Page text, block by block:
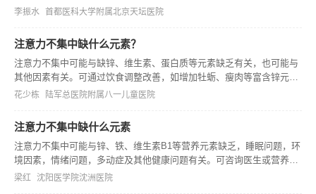
因。患者精神易兴奋，也易疲劳，做事难以持久，从而出现注意力不集
李振水 首都医科大学附属北京天坛医院
注意力不集中缺什么元素？
注意力不集中可能与缺锌、维生素、蛋白质等元素缺乏有关，也可能与
其他因素有关。可通过饮食调整改善，如增加牡蛎、瘦肉等富含锌元素
食物，蔬菜、水果等富含维生素食物，牛奶、鸡蛋等富含蛋白质食物的
保持良好
花少栋 陆军总医院附属八一儿童医院
注意力不集中缺什么元素
注意力不集中可能与锌、铁、维生素B1等营养元素缺乏，睡眠问题，环
境因素，情绪问题，多动症及其他健康问题有关。可咨询医生或营养师
进行评估和建议，保持良好生活习惯，必要时寻求专业帮助。
梁红 沈阳医学院沈洲医院